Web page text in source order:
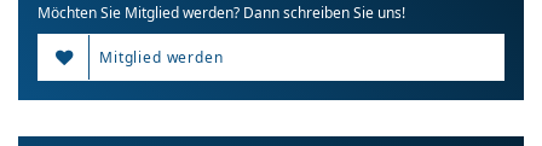
Möchten Sie Mitglied werden? Dann schreiben Sie uns!
Mitglied werden